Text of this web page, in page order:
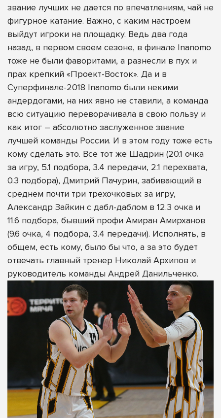
звание лучших не дается по впечатлениям, чай не
фигурное катание. Важно, с каким настроем
выйдут игроки на площадку. Ведь два года
назад, в первом своем сезоне, в финале Inanomo
тоже не были фаворитами, а разнесли в пух и
прах крепкий «Проект-Восток». Да и в
Суперфинале-2018 Inanomo были некими
андердогами, на них явно не ставили, а команда
всю ситуацию переворачивала в свою пользу и
как итог – абсолютно заслуженное звание
лучшей команды России. И в этом году тоже есть
кому сделать это. Все тот же Шадрин (20.1 очка
за игру, 5.1 подбора, 3.4 передачи, 2.1 перехвата,
0.3 подбора), Дмитрий Пачурин, забивающий в
среднем почти три трехочковых за игру,
Александр Зайкин с дабл-даблом в 12.3 очка и
11.6 подбора, бывший профи Амиран Амирханов
(9.6 очка, 4 подбора, 3.4 передачи). Исполнять, в
общем, есть кому, было бы что, а за это будет
отвечать главный тренер Николай Архипов и
руководитель команды Андрей Данильченко.